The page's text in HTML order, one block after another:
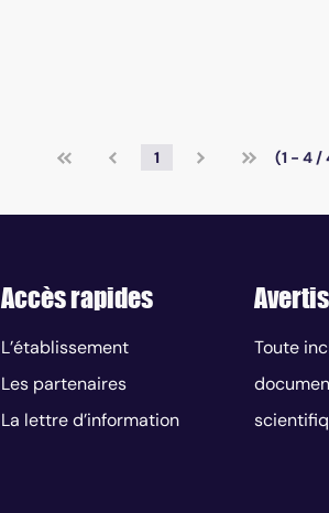
1 (1 - 4 /
Accès rapides
L’établissement
Les partenaires
La lettre d’information
Toute